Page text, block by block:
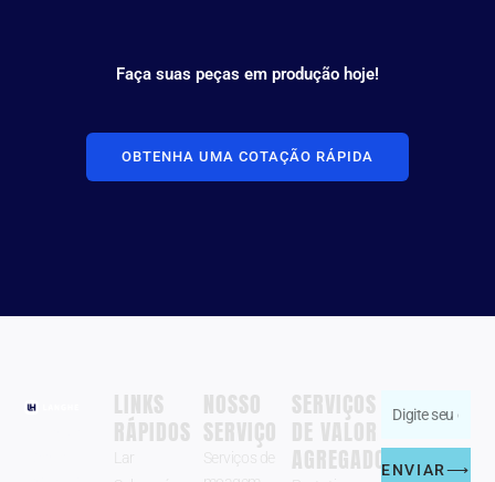
Faça suas peças em produção hoje!
OBTENHA UMA COTAÇÃO RÁPIDA
LINKS
RÁPIDOS
Lar
NOSSO
SERVIÇO
Serviços de
SERVIÇOS
DE VALOR
AGREGADO
Digite
endereço
ENVIAR⟶